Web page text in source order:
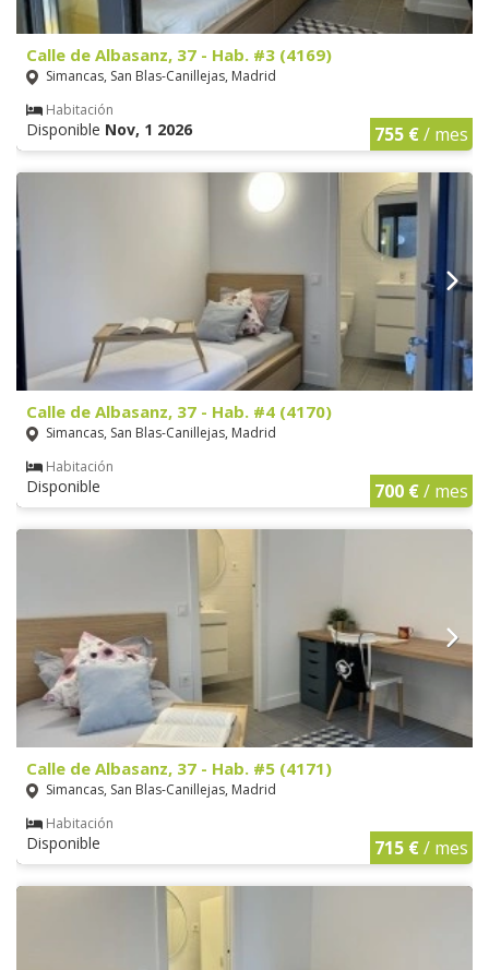
Calle de Albasanz, 37 - Hab. #3 (4169)
Simancas, San Blas-Canillejas, Madrid
Habitación
Disponible Nov, 1 2026 755 €/ mes
Calle de Albasanz, 37 - Hab. #4 (4170)
Simancas, San Blas-Canillejas, Madrid
Habitación
Disponible 700 €/ mes
Calle de Albasanz, 37 - Hab. #5 (4171)
Simancas, San Blas-Canillejas, Madrid
Habitación
Disponible 715 €/ mes